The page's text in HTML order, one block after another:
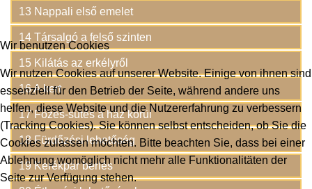
13 Nappali első emelet
14 Társalgó a felső szinten
15 Kilátás az erkélyről
16 A kert
17 Főzés-sütés a ház körül
18 Fürdőzési lehetőség
19 Kerékpár bérlés
Wir benutzen Cookies
Wir nutzen Cookies auf unserer Website. Einige von ihnen sind
essenziell für den Betrieb der Seite, während andere uns
helfen, diese Website und die Nutzererfahrung zu verbessern
(Tracking Cookies). Sie können selbst entscheiden, ob Sie die
Cookies zulassen möchten. Bitte beachten Sie, dass bei einer
Ablehnung womöglich nicht mehr alle Funktionalitäten der
Seite zur Verfügung stehen.